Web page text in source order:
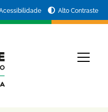
Alto Contraste